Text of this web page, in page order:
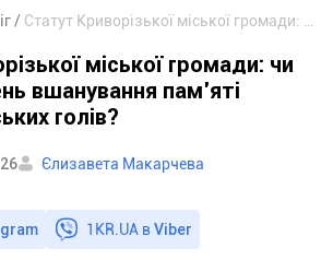
міської громади: чи
вшанування пам’яті
голів?
Єлизавета Макарчева
1KR.UA вViber